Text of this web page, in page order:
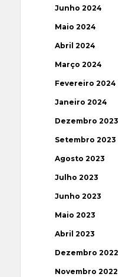
Junho 2024
Maio 2024
Abril 2024
Março 2024
Fevereiro 2024
Janeiro 2024
Dezembro 2023
Setembro 2023
Agosto 2023
Julho 2023
Junho 2023
Maio 2023
Abril 2023
Dezembro 2022
Novembro 2022